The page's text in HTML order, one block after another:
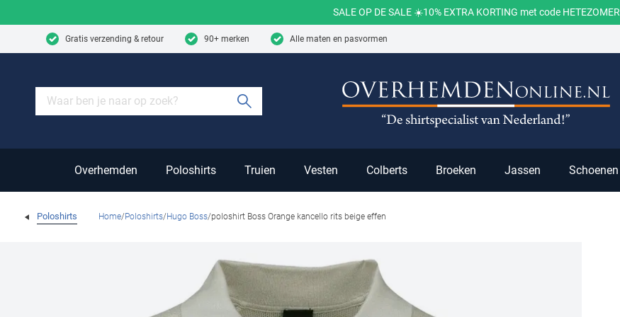
SALE OP DE SALE ☀️10% EXTRA KORTING met code HETEZOMER
Gratis verzending & retour 90+ merken Alle maten en pasvormen
Overhemden Poloshirts Truien Vesten Colberts Broeken Jassen Schoenen
Poloshirts Home Poloshirts Hugo Boss poloshirt Boss Orange kancello rits beige effen